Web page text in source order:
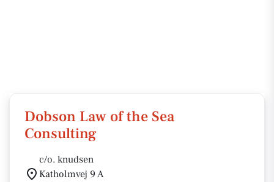
Dobson Law of the Sea
Consulting
c/o. knudsen
Katholmvej 9 A